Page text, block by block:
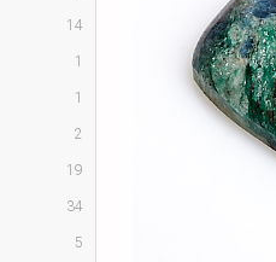
14
1
1
2
19
34
5